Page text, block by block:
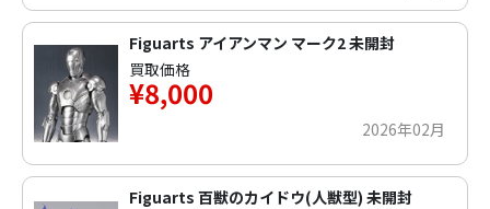
Figuarts アイアンマン マーク2 未開封
買取価格
¥8,000
2026年02月
Figuarts 百獣のカイドウ(人獣型) 未開封